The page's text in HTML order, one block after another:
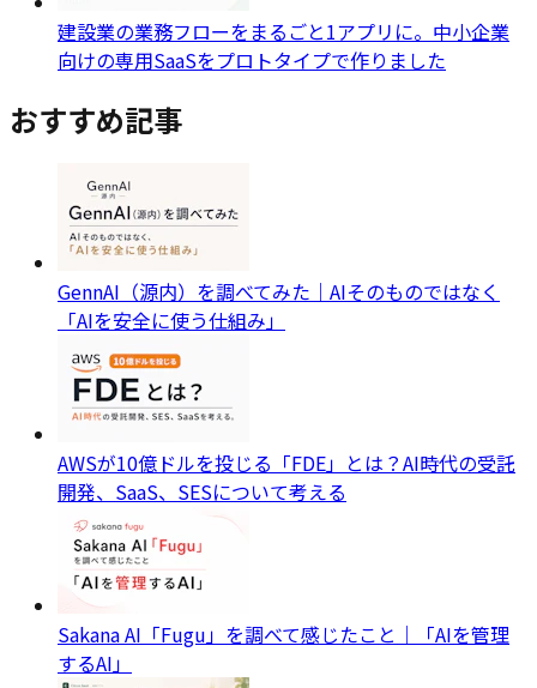
建設業の業務フローをまるごと1アプリに。中小企業
向けの専用SaaSをプロトタイプで作りました
おすすめ記事
GennAI（源内）を調べてみた｜AIそのものではなく
「AIを安全に使う仕組み」
AWSが10億ドルを投じる「FDE」とは？AI時代の受託
開発、SaaS、SESについて考える
Sakana AI「Fugu」を調べて感じたこと｜「AIを管理
するAI」